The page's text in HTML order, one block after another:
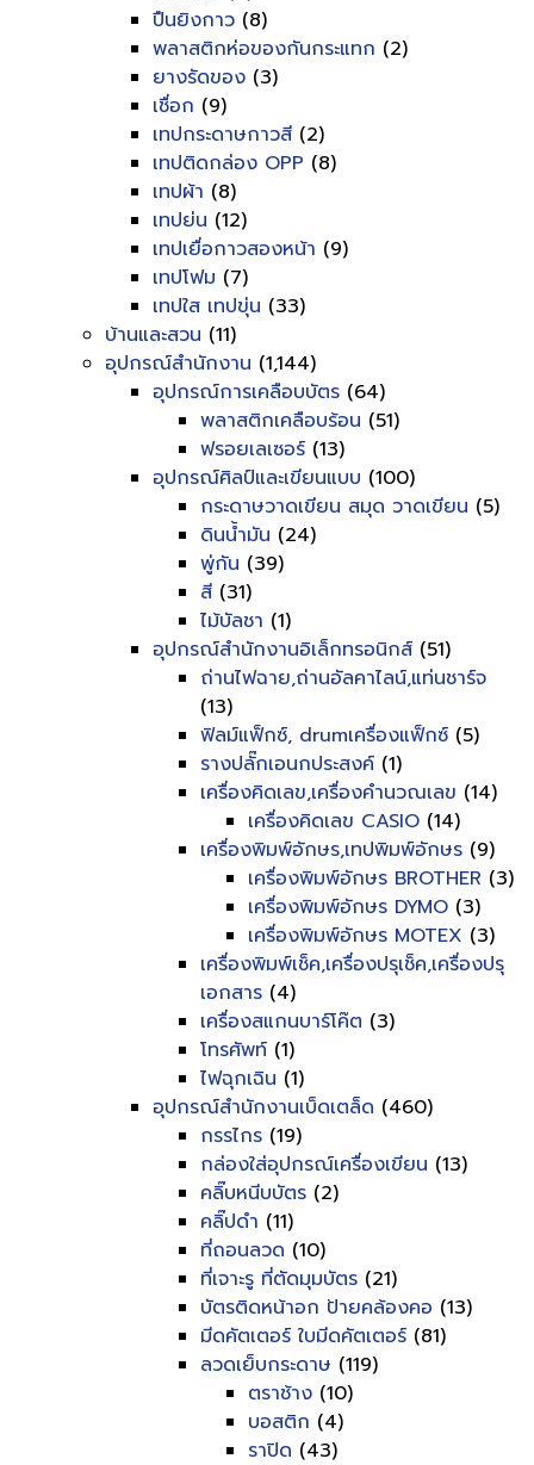
ปืนยิงกาว (8)
พลาสติกห่อของกันกระแทก (2)
ยางรัดของ (3)
เชื่อก (9)
เทปกระดาษกาวสี (2)
เทปติดกล่อง OPP (8)
เทปผ้า (8)
เทปย่น (12)
เทปเยื่อกาวสองหน้า (9)
เทปโฟม (7)
เทปใส เทปขุ่น (33)
บ้านและสวน (11)
อุปกรณ์สำนักงาน (1,144)
อุปกรณ์การเคลือบบัตร (64)
พลาสติกเคลือบร้อน (51)
ฟรอยเลเซอร์ (13)
อุปกรณ์ศิลป์และเขียนแบบ (100)
กระดาษวาดเขียน สมุด วาดเขียน (5)
ดินน้ำมัน (24)
พู่กัน (39)
สี (31)
ไม้บัลชา (1)
อุปกรณ์สำนักงานอิเล็กทรอนิกส์ (51)
ถ่านไฟฉาย,ถ่านอัลคาไลน์,แท่นชาร์จ
(13)
ฟิลม์แฟ็กซ์, drumเครื่องแฟ็กซ์ (5)
รางปลั๊กเอนกประสงค์ (1)
เครื่องคิดเลข,เครื่องคำนวณเลข (14)
เครื่องคิดเลข CASIO (14)
เครื่องพิมพ์อักษร,เทปพิมพ์อักษร (9)
เครื่องพิมพ์อักษร BROTHER (3)
เครื่องพิมพ์อักษร DYMO (3)
เครื่องพิมพ์อักษร MOTEX (3)
เครื่องพิมพ์เช็ค,เครื่องปรุเช็ค,เครื่องปรุ
เอกสาร (4)
เครื่องสแกนบาร์โค๊ต (3)
โทรศัพท์ (1)
ไฟฉุกเฉิน (1)
อุปกรณ์สำนักงานเบ็ดเตล็ด (460)
กรรไกร (19)
กล่องใส่อุปกรณ์เครื่องเขียน (13)
คลิ๊บหนีบบัตร (2)
คลิ๊ปดำ (11)
ที่ถอนลวด (10)
ที่เจาะรู ที่ตัดมุมบัตร (21)
บัตรติดหน้าอก ป้ายคล้องคอ (13)
มีดคัตเตอร์ ใบมีดคัตเตอร์ (81)
ลวดเย็บกระดาษ (119)
ตราช้าง (10)
บอสติก (4)
ราปิด (43)